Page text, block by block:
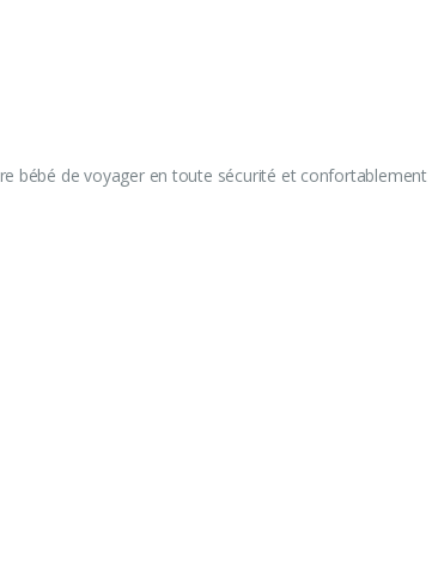
bébé de voyager en toute sécurité et confortablement